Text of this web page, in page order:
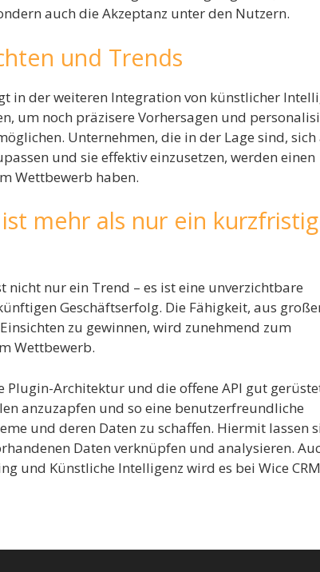
auch die Akzeptanz unter den Nutzern.
und Trends
in der weiteren Integration von künstlicher
um noch präzisere Vorhersagen und
Unternehmen, die in der Lage sind, sich
und sie effektiv einzusetzen, werden einen
Wettbewerb haben.
mehr als nur ein
nicht nur ein Trend – es ist eine unverzichtbare
Geschäftserfolg. Die Fähigkeit, aus
zu gewinnen, wird zunehmend zum
Wettbewerb.
Plugin-Architektur und die offene API gut
anzuzapfen und so eine benutzerfreundliche
und deren Daten zu schaffen. Hiermit lassen
Daten verknüpfen und analysieren.
und Künstliche Intelligenz wird es bei Wice